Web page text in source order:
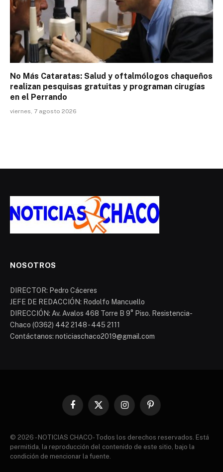
No Más Cataratas: Salud y oftalmólogos chaqueños
realizan pesquisas gratuitas y programan cirugías
en el Perrando
viernes, 7 agosto 2026
NOSOTROS
DIRECTOR: Pedro Cáceres
JEFE DE REDACCIÓN: Rodolfo Mancuello
DIRECCIÓN: Av. Avalos 468 Torre B 9° Piso. Resistencia-
Chaco (0362) 442 2148 - 445 2111
Contáctanos: noticiaschaco2019@gmail.com
Facebook
X
InstagramPinterest
© 2026 - NOTICIAS CHACO- Todos los derechos reservados. Está
permitida, la reproducción del contenido de este sitio, bajo la
condición de mencionar la fuente.